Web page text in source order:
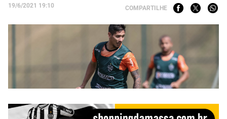
19/6/2021 19:10 COMPARTILHE